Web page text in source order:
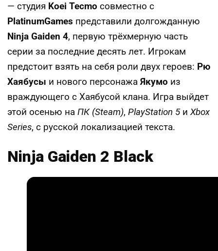
— студия Koei Tecmo совместно с
PlatinumGames представили долгожданную
Ninja Gaiden 4, первую трёхмерную часть
серии за последние десять лет. Игрокам
предстоит взять на себя роли двух героев: Рю
Хаябусы и нового персонажаЯкумо из
враждующего с Хаябусой клана. Игра выйдет
этой осенью на ПК (Steam), PlayStation 5иXbox
Series, с русской локализацией текста.
Ninja Gaiden 2 Black